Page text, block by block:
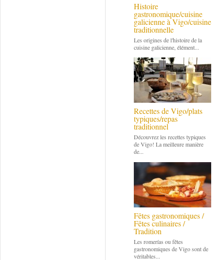
Histoire
gastronomique/cuisine
galicienne à Vigo/cuisine
traditionnelle
Les origines de l'histoire de la
cuisine galicienne, élément...
Recettes de Vigo/plats
typiques/repas
traditionnel
Découvrez les recettes typiques
de Vigo! La meilleure manière
de...
Fêtes gastronomiques /
Fêtes culinaires /
Tradition
Les romerías ou fêtes
gastronomiques de Vigo sont de
véritables...